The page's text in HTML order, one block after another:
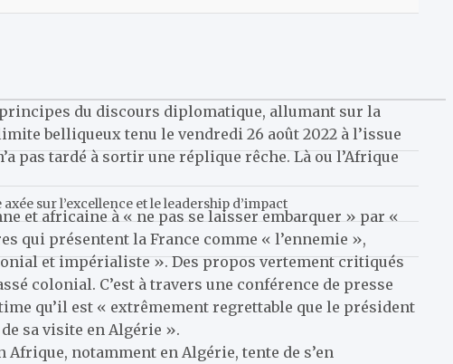
du discours diplomatique, allumant sur la
belliqueux tenu le vendredi 26 août 2022 à l’issue
pas tardé à sortir une réplique rêche. Là ou l’Afrique
et africaine à « ne pas se laisser embarquer » par «
qui présentent la France comme « l’ennemie »,
et impérialiste ». Des propos vertement critiqués
colonial. C’est à travers une conférence de presse
qu’il est « extrêmement regrettable que le président
sa visite en Algérie ».
notamment en Algérie, tente de s’en
sur l’excellence et le leadership d’impact